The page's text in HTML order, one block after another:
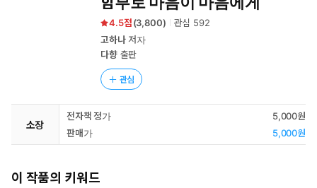
4.5 (3,800) 관심 592
고하나저자
다향출판
관심
소장
전자책 정가
5,000원
판매가
5,000원
이 작품의 키워드